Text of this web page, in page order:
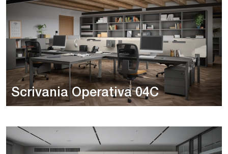
Scrivania Operativa 04C